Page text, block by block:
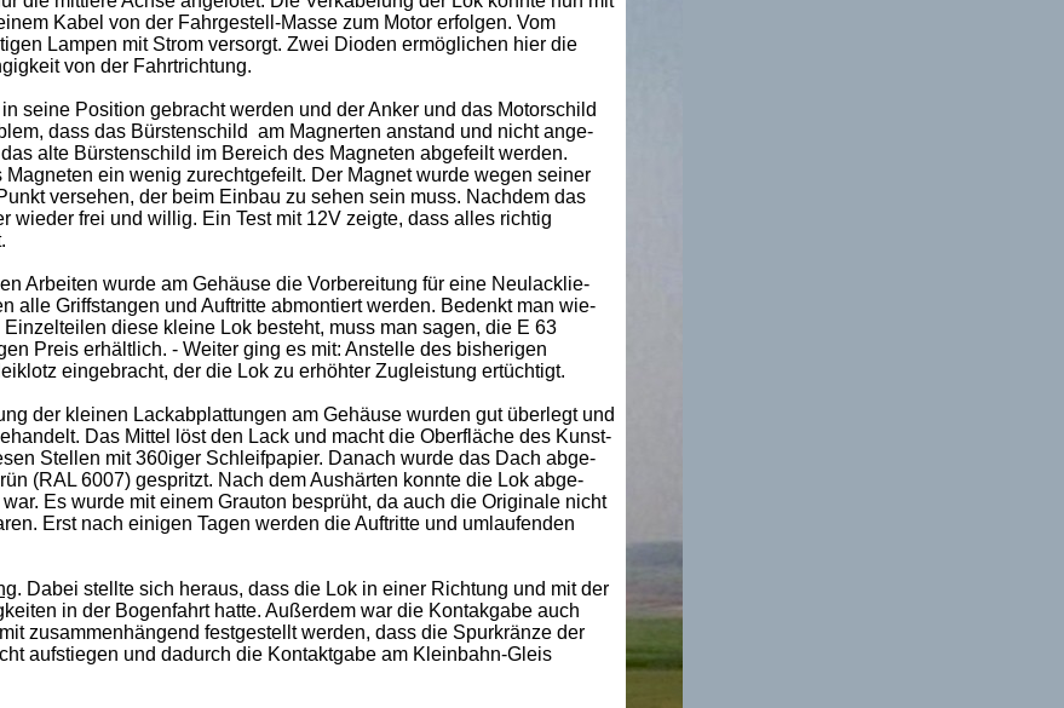
Kabel von der Fahrgestell-Masse zum Motor erfolgen. Vom
Lampen mit Strom versorgt. Zwei Dioden ermöglichen hier die
von der Fahrtrichtung.
seine Position gebracht werden und der Anker und das Motorschild
dass das Bürstenschild am Magnerten anstand und nicht ange-
alte Bürstenschild im Bereich des Magneten abgefeilt werden.
ein wenig zurechtgefeilt. Der Magnet wurde wegen seiner
versehen, der beim Einbau zu sehen sein muss. Nachdem das
wieder frei und willig. Ein Test mit 12V zeigte, dass alles richtig
Arbeiten wurde am Gehäuse die Vorbereitung für eine Neulacklie-
alle Griffstangen und Auftritte abmontiert werden. Bedenkt man wie-
diese kleine Lok besteht, muss man sagen, die E 63
Preis erhältlich. - Weiter ging es mit: Anstelle des bisherigen
eingebracht, der die Lok zu erhöhter Zugleistung ertüchtigt.
der kleinen Lackabplattungen am Gehäuse wurden gut überlegt und
Das Mittel löst den Lack und macht die Oberfläche des Kunst-
Stellen mit 360iger Schleifpapier. Danach wurde das Dach abge-
(RAL 6007) gespritzt. Nach dem Aushärten konnte die Lok abge-
Es wurde mit einem Grauton besprüht, da auch die Originale nicht
Erst nach einigen Tagen werden die Auftritte und umlaufenden
. Dabei stellte sich heraus, dass die Lok in einer Richtung und mit der
in der Bogenfahrt hatte. Außerdem war die Kontakgabe auch
zusammenhängend festgestellt werden, dass die Spurkränze der
aufstiegen und dadurch die Kontaktgabe am Kleinbahn-Gleis